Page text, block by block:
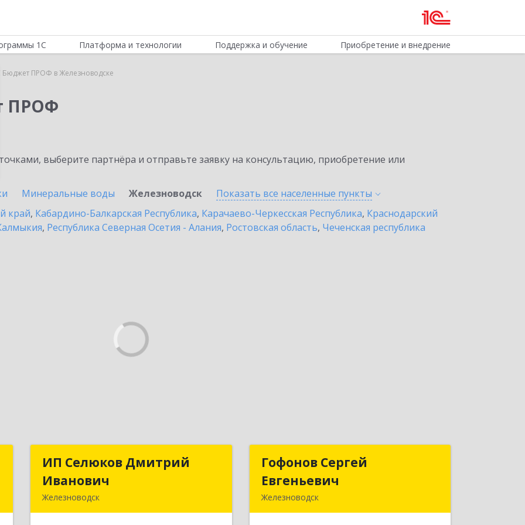
1С Платформа и технологии Поддержка и обучение Приобретение и внедрение
Бюджет ПРОФ в Железноводске
ПРОФ
выберите партнёра и отправьте заявку на консультацию, приобретение или
Минеральные воды Железноводск Показать все населенные пункты
край, Кабардино-Балкарская Республика, Карачаево-Черкесская Республика, Краснодарский
, Республика Северная Осетия - Алания, Ростовская область, Чеченская республика
ИП Селюков Дмитрий
Иванович
Железноводск
ИП Селюков Дмитрий
Гофонов Сергей
Евгеньевич
Железноводск
Гофонов Сергей